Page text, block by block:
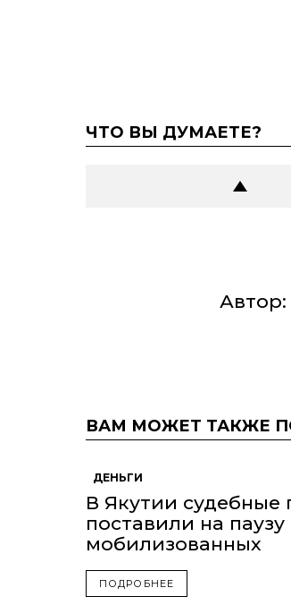
ЧТО ВЫ ДУМАЕТЕ?
Автор:
ВАМ МОЖЕТ ТАКЖЕ
ДЕНЬГИ
В Якутии судебные
поставили на паузу
мобилизованных
ПОДРОБНЕЕ